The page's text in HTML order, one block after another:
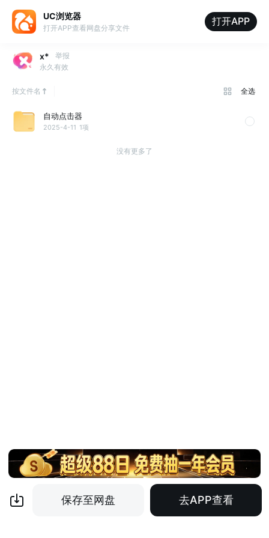
UC浏览器
打开APP查看网盘分享文件
打开APP
x*
举报
永久有效
按文件名 全选
自动点击器
2025-4-11 1项
没有更多了
保存至网盘 去APP查看